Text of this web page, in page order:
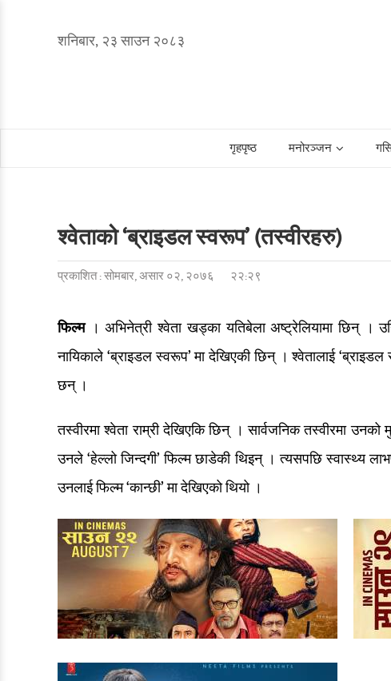
शनिबार, २३ साउन २०८३
गृहपृष्ठ मनोरञ्जन
श्वेताको ‘ब्राइडल स्वरूप’ (तस्वीरहरु)
प्रकाशित : सोमबार, असार ०२, २०७६ २२:२९
फिल्म। अभिनेत्री श्वेता खड्का यतिबेला अष्ट्रेलियामा छिन् ।
नायिकाले ‘ब्राइडल स्वरूप’ मा देखिएकी छिन् । श्वेतालाई
छन् ।
तस्वीरमा श्वेता राम्री देखिएकि छिन् । सार्वजनिक तस्वीरमा
उनले ‘हेल्लो जिन्दगी’ फिल्म छाडेकी थिइन् । त्यसपछि स्वास्थ्य
उनलाई फिल्म ‘कान्छी’ मा देखिएको थियो ।